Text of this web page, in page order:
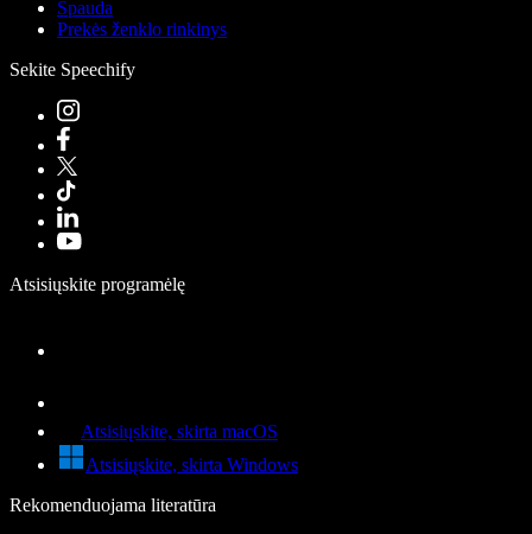
Spauda
Prekės ženklo rinkinys
Sekite Speechify
Atsisiųskite programėlę
Atsisiųskite, skirta macOS
Atsisiųskite, skirta Windows
Rekomenduojama literatūra